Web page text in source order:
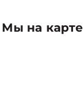
Мы на карте